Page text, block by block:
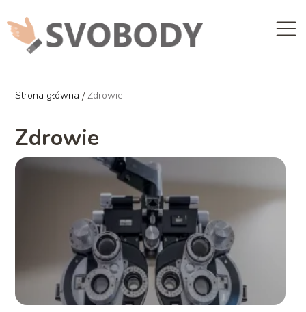
Strona główna /Zdrowie
Zdrowie